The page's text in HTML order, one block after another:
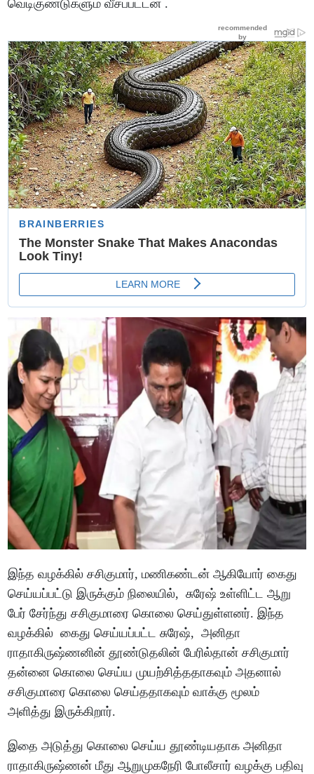
வெடிகுண்டுகளும் வீசப்பட்டன .
இந்த வழக்கில் சசிகுமார், மணிகண்டன் ஆகியோர் கைது
செய்யப்பட்டு இருக்கும் நிலையில், சுரேஷ் உள்ளிட்ட ஆறு
பேர் சேர்ந்து சசிகுமாரை கொலை செய்துள்ளனர். இந்த
வழக்கில் கைது செய்யப்பட்ட சுரேஷ், அனிதா
ராதாகிருஷ்ணனின் தூண்டுதலின் பேரில்தான் சசிகுமார்
தன்னை கொலை செய்ய முயற்சித்ததாகவும் அதனால்
சசிகுமாரை கொலை செய்ததாகவும் வாக்கு மூலம்
அளித்து இருக்கிறார்.
இதை அடுத்து கொலை செய்ய தூண்டியதாக அனிதா
ராதாகிருஷ்ணன் மீது ஆறுமுகநேரி போலீசார் வழக்கு பதிவு